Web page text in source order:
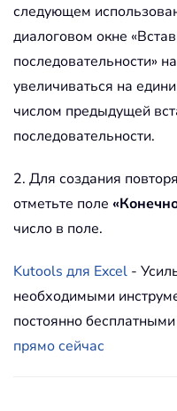
следующем
диалоговом окне
последовательности»
увеличиваться на
числом предыдущей
последовательности.
2. Для создания
отметьте поле
число в поле.
Kutools для Excel -
необходимыми
постоянно
прямо сейчас